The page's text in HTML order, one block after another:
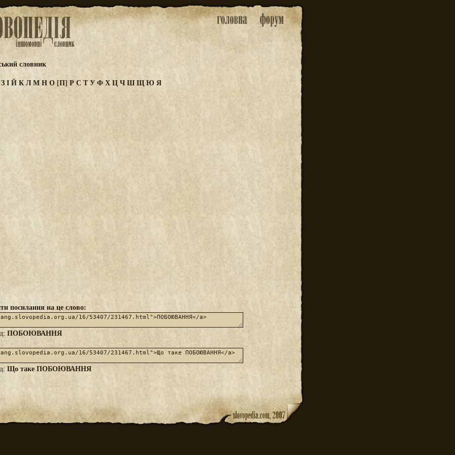
словник
ЗІЙКЛМНО[П] РС ТУФХЦЧШЩЮ Я
посилання на це слово:
ПОБОЮВАННЯ
Що таке ПОБОЮВАННЯ